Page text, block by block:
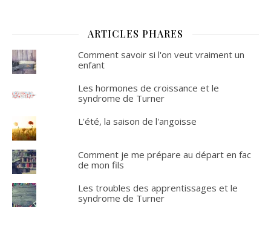
ARTICLES PHARES
Comment savoir si l'on veut vraiment un
enfant
Les hormones de croissance et le
syndrome de Turner
L'été, la saison de l'angoisse
Comment je me prépare au départ en fac
de mon fils
Les troubles des apprentissages et le
syndrome de Turner